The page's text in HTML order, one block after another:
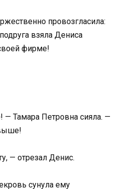
провозгласила:
взяла Дениса
фирме!
— Тамара Петровна сияла. —
— отрезал Денис.
сунула ему